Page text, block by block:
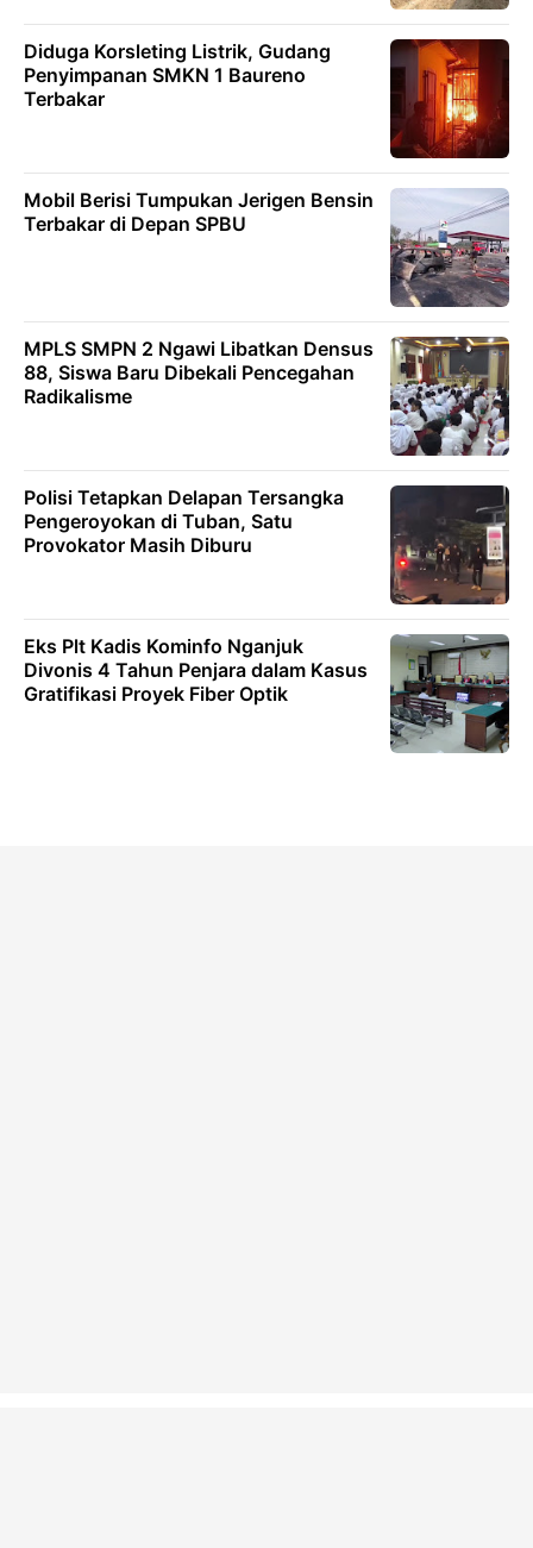
Diduga Korsleting Listrik, Gudang
Penyimpanan SMKN 1 Baureno
Terbakar
Mobil Berisi Tumpukan Jerigen Bensin
Terbakar di Depan SPBU
MPLS SMPN 2 Ngawi Libatkan Densus
88, Siswa Baru Dibekali Pencegahan
Radikalisme
Polisi Tetapkan Delapan Tersangka
Pengeroyokan di Tuban, Satu
Provokator Masih Diburu
Eks Plt Kadis Kominfo Nganjuk
Divonis 4 Tahun Penjara dalam Kasus
Gratifikasi Proyek Fiber Optik